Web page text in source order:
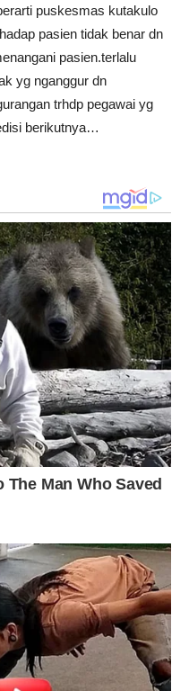
puskesmas kutakulo
pasien tidak benar dn
pasien.terlalu
yg nganggur dn
trhdp pegawai yg
berikutnya…